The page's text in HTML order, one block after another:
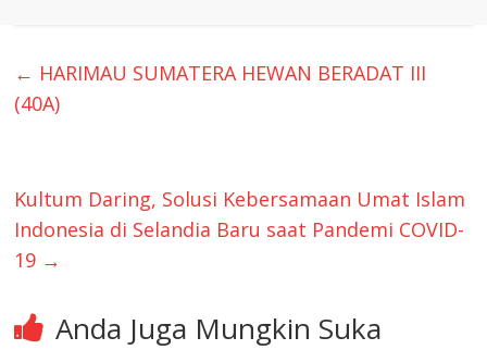
← HARIMAU SUMATERA HEWAN BERADAT III
(40A)
Kultum Daring, Solusi Kebersamaan Umat Islam
Indonesia di Selandia Baru saat Pandemi COVID-
19 →
Anda Juga Mungkin Suka